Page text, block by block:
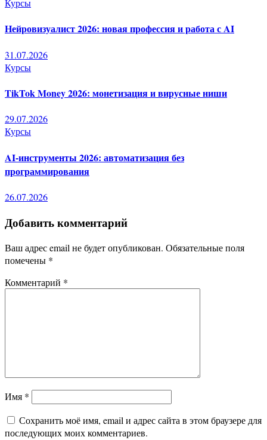
Курсы
Нейровизуалист 2026: новая профессия и работа с AI
31.07.2026
Курсы
TikTok Money 2026: монетизация и вирусные ниши
29.07.2026
Курсы
AI-инструменты 2026: автоматизация без
программирования
26.07.2026
Добавить комментарий
Ваш адрес email не будет опубликован. Обязательные поля
помечены *
Комментарий *
Имя *
Сохранить моё имя, email и адрес сайта в этом браузере для
последующих моих комментариев.